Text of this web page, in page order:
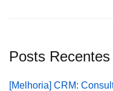
Posts Recentes
[Melhoria] CRM: